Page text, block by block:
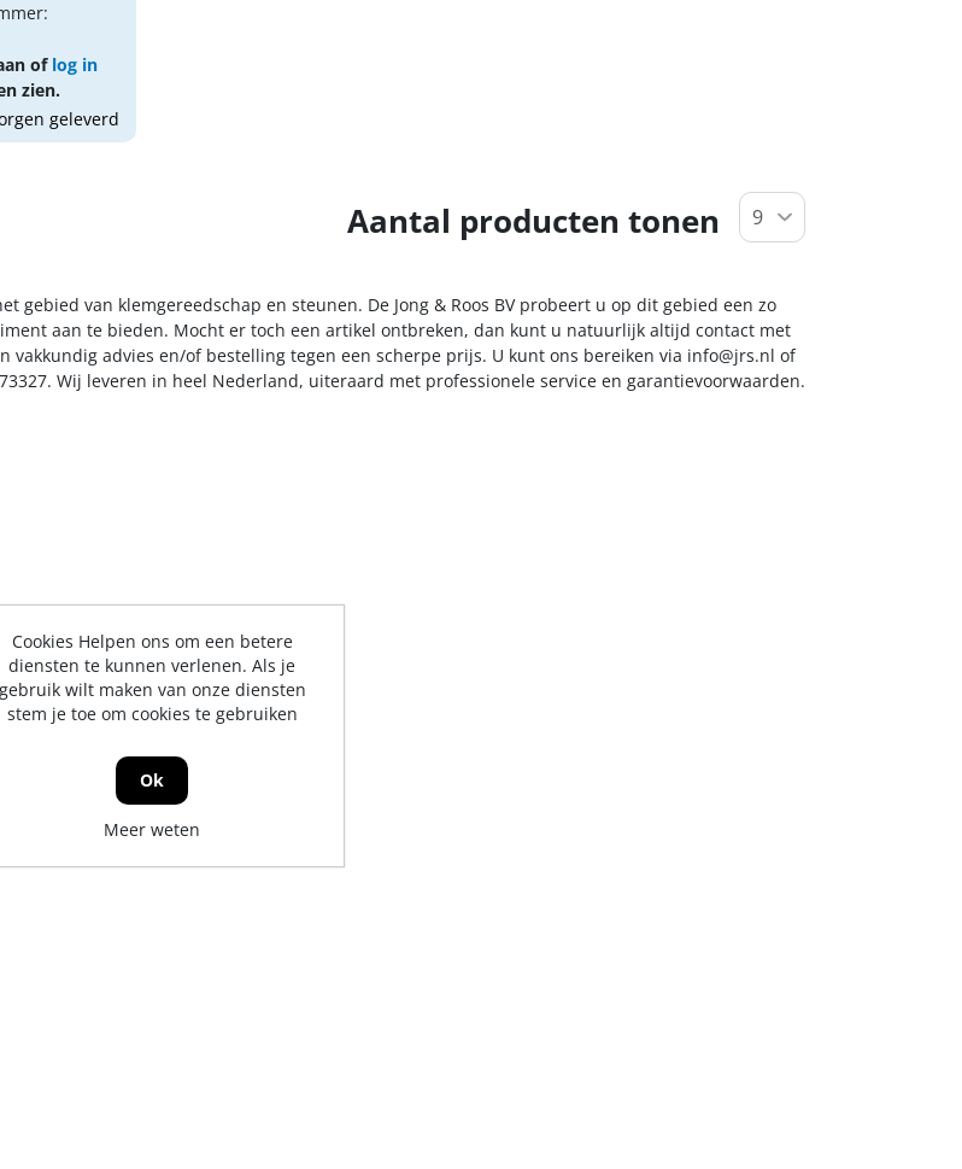
of log in
zien.
geleverd
Aantal producten tonen
gebied van klemgereedschap en steunen. De Jong & Roos BV probeert u op dit gebied een zo
aan te bieden. Mocht er toch een artikel ontbreken, dan kunt u natuurlijk altijd contact met
vakkundig advies en/of bestelling tegen een scherpe prijs. U kunt ons bereiken via info@jrs.nl of
Wij leveren in heel Nederland, uiteraard met professionele service en garantievoorwaarden.
Cookies Helpen ons om een betere
diensten te kunnen verlenen. Als je
gebruik wilt maken van onze diensten
stem je toe om cookies te gebruiken
Ok
Meer weten